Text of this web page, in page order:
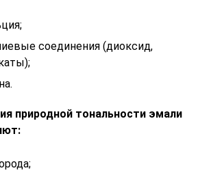
соединения (диоксид,
природной тональности эмали